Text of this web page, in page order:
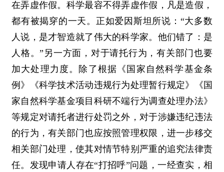
在弄虚作假。科学最容不得弄虚作假，凡是造假，
都有被揭穿的一天。正如爱因斯坦所说：“大多数
人说，是才智造就了伟大的科学家。他们错了：是
人格。”另一方面，对于请托行为，有关部门也要
加大处理力度。除了根据《国家自然科学基金条
例》《科学技术活动违规行为处理暂行规定》《国
家自然科学基金项目科研不端行为调查处理办法》
等规定对请托者进行处罚之外，对于涉嫌违纪违法
的行为，有关部门也应按照管理权限，进一步移交
相关部门处理，使其对情节特别严重的追究法律责
任。发现申请人存在“打招呼”问题，一经查实，相